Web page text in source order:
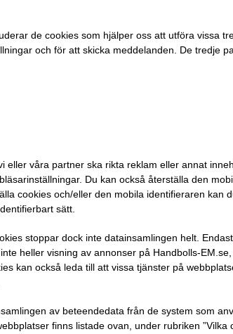
de cookies som hjälper oss att utföra vissa
och för att skicka meddelanden. De tredje
eller våra partner ska rikta reklam eller annat
Du kan också återställa den
cookies och/eller den mobila identifieraren
sätt.
stoppar dock inte datainsamlingen helt.
heller visning av annonser på Handbolls-
kan också leda till att vissa tjänster på
av beteendedata från de system som
finns listade ovan, under rubriken ”Vilka